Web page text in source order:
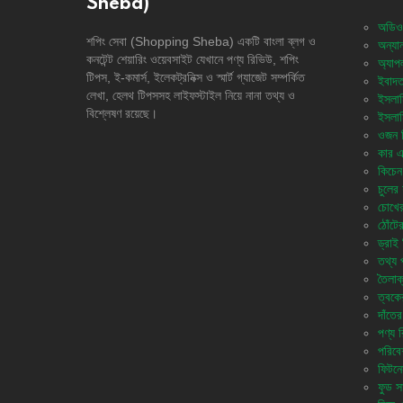
Sheba)
শপিং সেবা (Shopping Sheba) একটি বাংলা ব্লগ ও
কনটেন্ট শেয়ারিং ওয়েবসাইট যেখানে পণ্য রিভিউ, শপিং
টিপস, ই-কমার্স, ইলেকট্রনিক্স ও স্মার্ট গ্যাজেট সম্পর্কিত
লেখা, হেলথ টিপসসহ লাইফস্টাইল নিয়ে নানা তথ্য ও
বিশ্লেষণ রয়েছে।
অডিও
ওজন
কার
চুলের
ড্রাই
তথ্য
পণ্য
ফুড